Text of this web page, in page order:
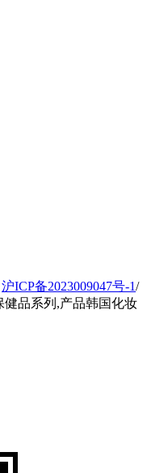
沪ICP备2023009047号-1/
品系列,产品韩国化妆